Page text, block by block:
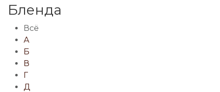
Бленда
Всё
А
Б
В
Г
Д